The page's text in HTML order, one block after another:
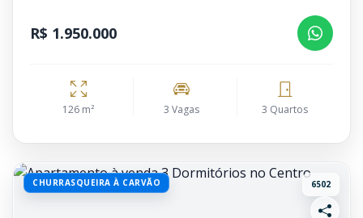
R$ 1.950.000
126 m² 3 Vagas 3 Quartos
CHURRASQUEIRA À CARVÃO 6502